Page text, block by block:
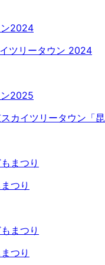
ツリータウン 2024
カイツリータウン「
つり
つり